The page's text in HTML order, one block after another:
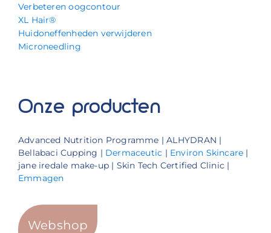
Verbeteren oogcontour
XL Hair®
Huidoneffenheden verwijderen
Microneedling
Onze producten
Advanced Nutrition Programme | ALHYDRAN |
Bellabaci Cupping | Dermaceutic | Environ Skincare |
jane iredale make-up | Skin Tech Certified Clinic |
Emmagen
Webshop